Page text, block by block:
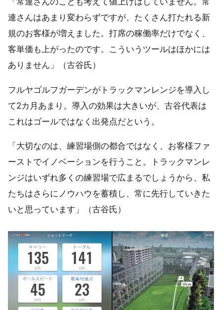
連さんはあまり変わらずですが、たくさん打たれる新
規のお客様が増えました。打席の稼働率だけでなく、
客単価も上がったのです。こういうツールはほかには
ありません」（古谷氏）
フルヤゴルフガーデンがトラックマンレンジを導入し
て2カ月あまり。導入の効果は大きいが、古谷代表は
これはゴールではなく出発点だという。
「大切なのは、練習場側の都合ではなく、お客様ファ
ーストでイノベーションを行うこと。トラックマンレ
ンジはいずれ多くの練習場で広まるでしょうから、私
たちはさらにノウハウを蓄積し、常に先行していきた
いと思っています」（古谷氏）